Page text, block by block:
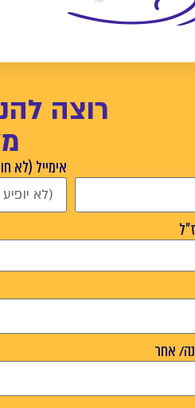
רוצה
אימייל (לא
אחר